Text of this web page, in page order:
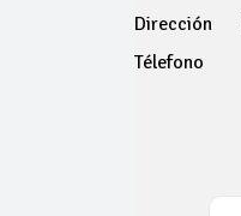
Dirección
Télefono